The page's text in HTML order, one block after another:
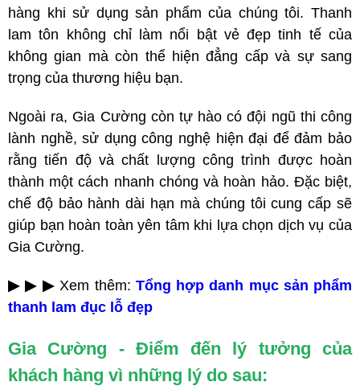
hàng khi sử dụng sản phẩm của chúng tôi. Thanh
lam tôn không chỉ làm nổi bật vẻ đẹp tinh tế của
không gian mà còn thể hiện đẳng cấp và sự sang
trọng của thương hiệu bạn.
Ngoài ra, Gia Cường còn tự hào có đội ngũ thi công
lành nghề, sử dụng công nghệ hiện đại để đảm bảo
rằng tiến độ và chất lượng công trình được hoàn
thành một cách nhanh chóng và hoàn hảo. Đặc biệt,
chế độ bảo hành dài hạn mà chúng tôi cung cấp sẽ
giúp bạn hoàn toàn yên tâm khi lựa chọn dịch vụ của
Gia Cường.
▶ ▶ ▶Xem thêm: Tổng hợp danh mục sản phẩm
thanh lam đục lỗ đẹp
Gia Cường - Điểm đến lý tưởng của
khách hàng vì những lý do sau: